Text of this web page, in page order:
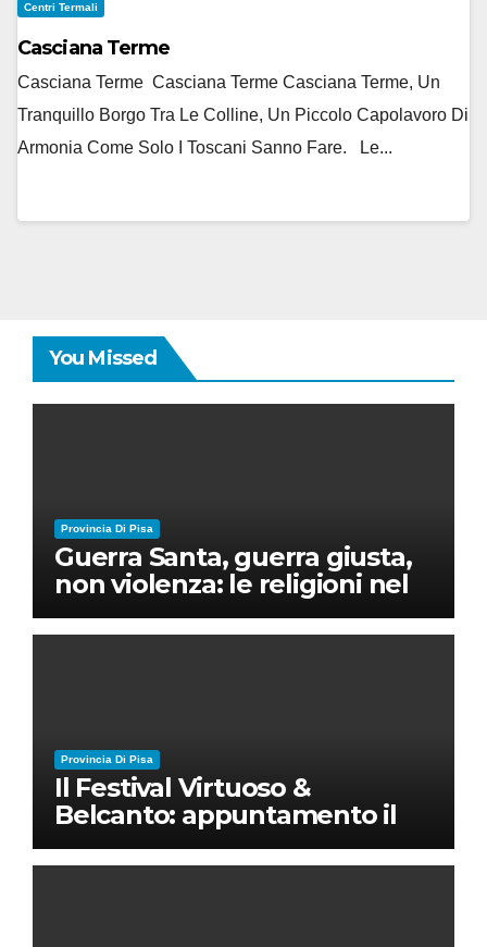
Centri Termali
Casciana Terme
Casciana Terme Casciana Terme Casciana Terme, Un
Tranquillo Borgo Tra Le Colline, Un Piccolo Capolavoro Di
Armonia Come Solo I Toscani Sanno Fare. Le...
You Missed
Provincia Di Pisa
Guerra Santa, guerra giusta,
non violenza: le religioni nel
nuovo disordine mondiale
Provincia Di Pisa
Il Festival Virtuoso &
Belcanto: appuntamento il
28 luglio a Palazzo Blu con
Ruben Micieli